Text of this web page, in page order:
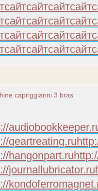
сайтсайтсайтсайт
сайтсайтсайтсайт
сайтсайтсайтсайт
сайтсайтсайтсайт
capriggianni 3 bras
geartreating.ru
hangonpart.ru
journallubricator.ru